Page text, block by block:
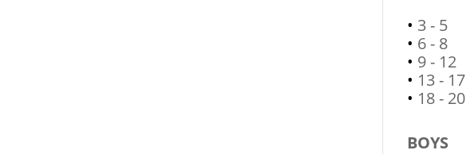
• 3 - 5
• 6 - 8
• 9 - 12
• 13 - 17
• 18 - 20
BOYS